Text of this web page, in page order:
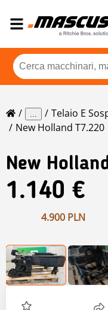
... Telaio E
New Holland T7.220
New
1.140 €
4.900 PLN